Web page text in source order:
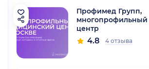
Профимед Групп,
центр
4.8 4 отзыва